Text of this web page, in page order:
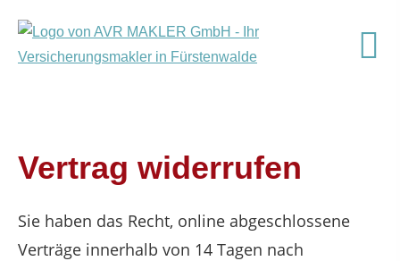
Vertrag widerrufen
Sie haben das Recht, online abgeschlossene
Verträge innerhalb von 14 Tagen nach